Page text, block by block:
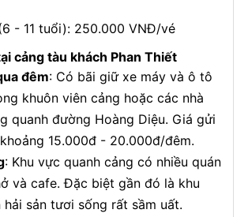
- 11 tuổi): 250.000 VNĐ/vé
cảng tàu khách Phan Thiết
đêm: Có bãi giữ xe máy và ô tô
khuôn viên cảng hoặc các nhà
quanh đường Hoàng Diệu. Giá gửi
15.000đ - 20.000đ/đêm.
: Khu vực quanh cảng có nhiều quán
và cafe. Đặc biệt gần đó là khu
hải sản tươi sống rất sầm uất.